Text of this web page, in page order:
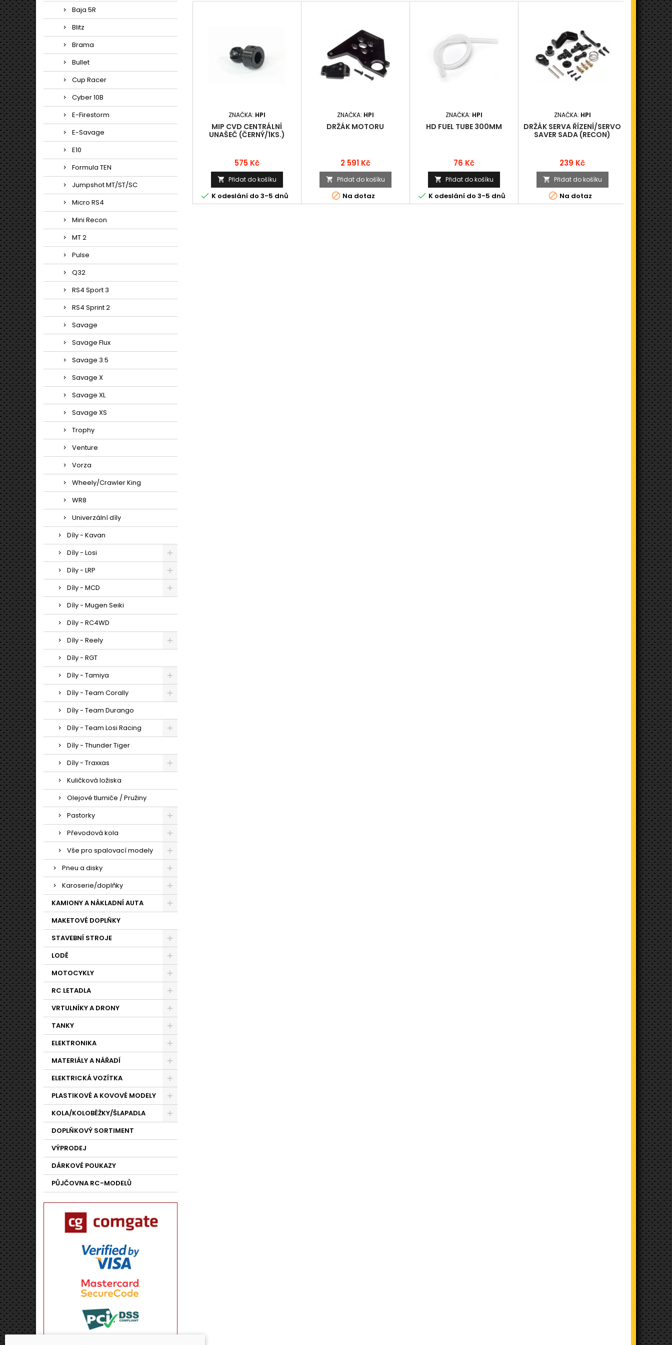
Baja 5R
Blitz
Brama
Bullet
Cup Racer
Cyber 10B
E-Firestorm
E-Savage
E10
Formula TEN
Jumpshot MT/ST/SC
Micro RS4
Mini Recon
MT 2
Pulse
Q32
RS4 Sport 3
RS4 Sprint 2
Savage
Savage Flux
Savage 3.5
Savage X
Savage XL
Savage XS
Trophy
Venture
Vorza
Wheely/Crawler King
WR8
Univerzální díly
Díly - Kavan
Díly - Losi
Díly - LRP
Díly - MCD
Díly - Mugen Seiki
Díly - RC4WD
Díly - Reely
Díly - RGT
Díly - Tamiya
Díly - Team Corally
Díly - Team Durango
Díly - Team Losi Racing
Díly - Thunder Tiger
Díly - Traxxas
Kuličková ložiska
Olejové tlumiče / Pružiny
Pastorky
Převodová kola
Vše pro spalovací modely
Pneu a disky
Karoserie/doplňky
KAMIONY A NÁKLADNÍ AUTA
MAKETOVÉ DOPLŇKY
STAVEBNÍ STROJE
LODĚ
MOTOCYKLY
RC LETADLA
VRTULNÍKY A DRONY
TANKY
ELEKTRONIKA
MATERIÁLY A NÁŘADÍ
ELEKTRICKÁ VOZÍTKA
PLASTIKOVÉ A KOVOVÉ MODELY
KOLA/KOLOBĚŽKY/ŠLAPADLA
DOPLŇKOVÝ SORTIMENT
VÝPRODEJ
DÁRKOVÉ POUKAZY
PŮJČOVNA RC-MODELŮ
ZNAČKA: HPI
MIP CVD CENTRÁLNÍ
UNAŠEČ (ČERNÝ/1KS.)
Cena
575 Kč
 Přidat do košíku
 K odeslání do 3-5 dnů
ZNAČKA: HPI
DRŽÁK MOTORU
Cena
2 591 Kč
 Přidat do košíku
 Na dotaz
ZNAČKA: HPI
HD FUEL TUBE 300MM
Cena
76 Kč
 Přidat do košíku
 K odeslání do 3-5 dnů
ZNAČKA: HPI
DRŽÁK SERVA ŘÍZENÍ/SERVO
SAVER SADA (RECON)
Cena
239 Kč
 Přidat do košíku
 Na dotaz
ZADNÍ

